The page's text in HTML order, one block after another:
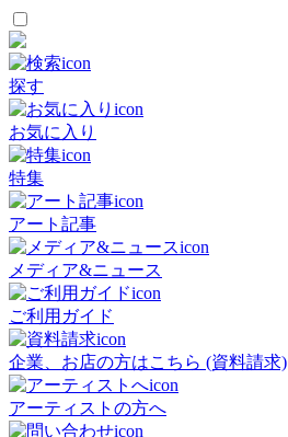
探す
お気に入り
特集
アート記事
メディア&ニュース
ご利用ガイド
企業、お店の方はこちら (資料請求)
アーティストの方へ